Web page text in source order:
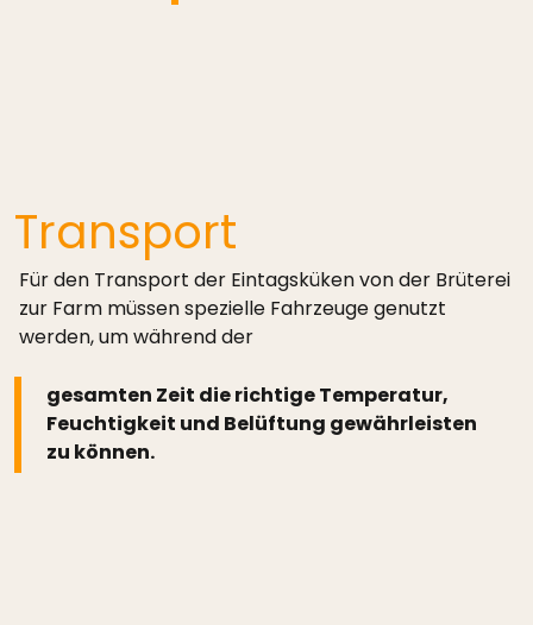
Transport
Für den Transport der Eintagsküken von der Brüterei
zur Farm müssen spezielle Fahrzeuge genutzt
werden, um während der
gesamten Zeit die richtige Temperatur,
Feuchtigkeit und Belüftung gewährleisten
zu können.